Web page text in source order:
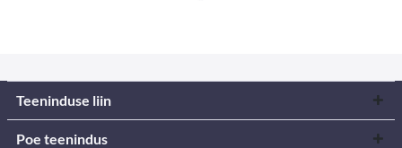
Teeninduse liin
Poe teenindus